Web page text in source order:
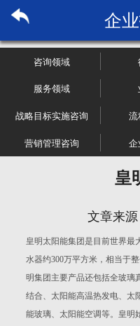
企
咨询领域
服务领域
战略目标实施咨询 流
营销管理咨询 企
皇
文章来源
皇明太阳能集团是目前世界最
水器约300万平方米，相当于
明集团主要产品还包括全玻璃
结合、太阳能高温热发电、太
能玻璃、太阳能空调等。皇明